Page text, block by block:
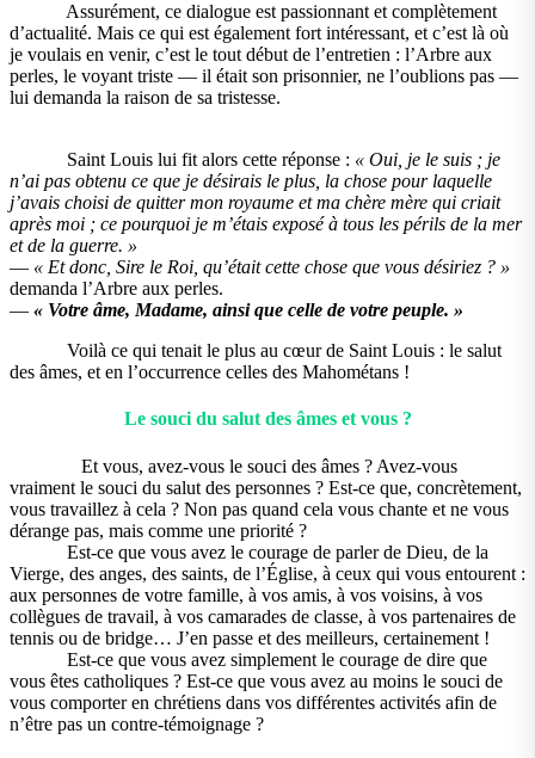
Assurément, ce dialogue est passionnant et complètement
d’actualité. Mais ce qui est également fort intéressant, et c’est là où
je voulais en venir, c’est le tout début de l’entretien : l’Arbre aux
perles, le voyant triste — il était son prisonnier, ne l’oublions pas —
lui demanda la raison de sa tristesse.
Saint Louis lui fit alors cette réponse : « Oui, je le suis ; je
n’ai pas obtenu ce que je désirais le plus, la chose pour laquelle
j’avais choisi de quitter mon royaume et ma chère mère qui criait
après moi ; ce pourquoi je m’étais exposé à tous les périls de la mer
et de la guerre. »
— « Et donc, Sire le Roi, qu’était cette chose que vous désiriez ? »
demanda l’Arbre aux perles.
— « Votre âme, Madame, ainsi que celle de votre peuple. »
Voilà ce qui tenait le plus au cœur de Saint Louis : le salut
des âmes, et en l’occurrence celles des Mahométans !
Le souci du salut des âmes et vous ?
Et vous, avez-vous le souci des âmes ? Avez-vous
vraiment le souci du salut des personnes ? Est-ce que, concrètement,
vous travaillez à cela ? Non pas quand cela vous chante et ne vous
dérange pas, mais comme une priorité ?
Est-ce que vous avez le courage de parler de Dieu, de la
Vierge, des anges, des saints, de l’Église, à ceux qui vous entourent :
aux personnes de votre famille, à vos amis, à vos voisins, à vos
collègues de travail, à vos camarades de classe, à vos partenaires de
tennis ou de bridge… J’en passe et des meilleurs, certainement !
Est-ce que vous avez simplement le courage de dire que
vous êtes catholiques ? Est-ce que vous avez au moins le souci de
vous comporter en chrétiens dans vos différentes activités afin de
n’être pas un contre‑témoignage ?